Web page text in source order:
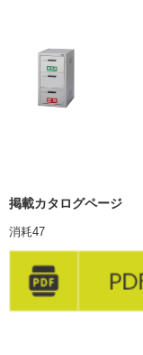
掲載カタログページ
消耗47